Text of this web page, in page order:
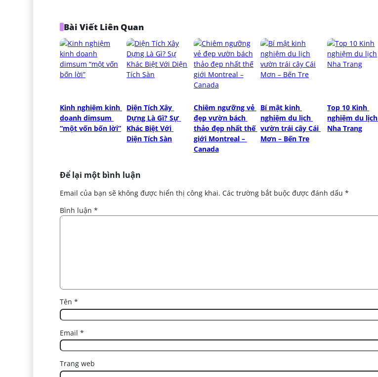
Bài Viết Liên Quan
Kinh nghiệm kinh
doanh dimsum
“một vốn bốn lời”
Diện Tích Xây
Dựng Là Gì? Sự
Khác Biệt Với
Diện Tích Sàn
Chiêm ngưỡng vẻ
đẹp vườn bách
thảo đẹp nhất thế
giới Montreal –
Canada
Bí mật kinh
nghiệm du lịch
vườn trái cây Cái
Mơn – Bến Tre
Top 10 Kinh
nghiệm du lịch
Nha Trang
Để lại một bình luận
Email của bạn sẽ không được hiển thị công khai. Các trường bắt buộc được đánh dấu *
Bình luận *
Tên *
Email *
Trang web